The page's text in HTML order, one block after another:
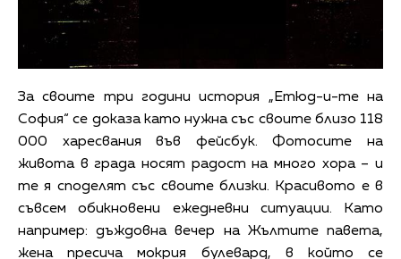
За своите три години история „Етюд-и-те на
София“ се доказа като нужна със своите близо 118
000 харесвания във фейсбук. Фотосите на
живота в града носят радост на много хора – и
те я споделят със своите близки. Красивото е в
съвсем обикновени ежедневни ситуации. Като
например: дъждовна вечер на Жълтите павета,
жена пресича мокрия булевард, в който се